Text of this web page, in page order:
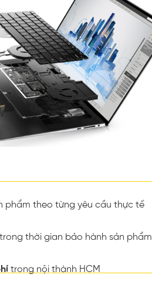
phẩm theo từng yêu cầu thực tế
trong thời gian bảo hành sản phẩm
trong nội thành HCM